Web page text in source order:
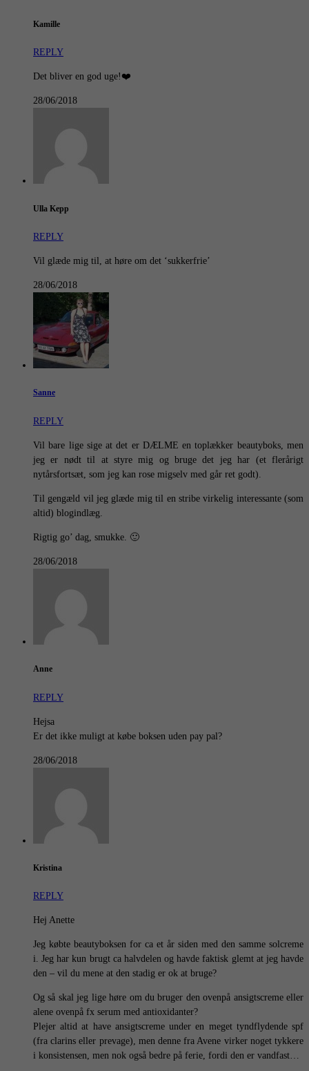
Kamille
REPLY
Det bliver en god uge!❤️
28/06/2018
Ulla Kepp
REPLY
Vil glæde mig til, at høre om det ‘sukkerfrie’
28/06/2018
Sanne
REPLY
Vil bare lige sige at det er DÆLME en toplækker beautyboks, men
jeg er nødt til at styre mig og bruge det jeg har (et flerårigt
nytårsfortsæt, som jeg kan rose migselv med går ret godt).
Til gengæld vil jeg glæde mig til en stribe virkelig interessante (som
altid) blogindlæg.
Rigtig go’ dag, smukke. 🙂
28/06/2018
Anne
REPLY
Hejsa
Er det ikke muligt at købe boksen uden pay pal?
28/06/2018
Kristina
REPLY
Hej Anette
Jeg købte beautyboksen for ca et år siden med den samme solcreme
i. Jeg har kun brugt ca halvdelen og havde faktisk glemt at jeg havde
den – vil du mene at den stadig er ok at bruge?
Og så skal jeg lige høre om du bruger den ovenpå ansigtscreme eller
alene ovenpå fx serum med antioxidanter?
Plejer altid at have ansigtscreme under en meget tyndflydende spf
(fra clarins eller prevage), men denne fra Avene virker noget tykkere
i konsistensen, men nok også bedre på ferie, fordi den er vandfast…